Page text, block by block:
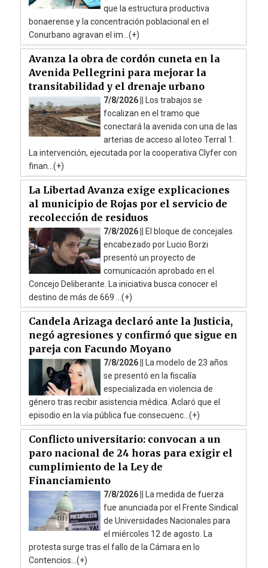
que la estructura productiva
bonaerense y la concentración poblacional en el
Conurbano agravan el im...(+)
Avanza la obra de cordón cuneta en la
Avenida Pellegrini para mejorar la
transitabilidad y el drenaje urbano
7/8/2026 ||
Los trabajos se
focalizan en el tramo que
conectará la avenida con una de las
arterias de acceso al loteo Terral 1.
La intervención, ejecutada por la cooperativa Clyfer con
finan...(+)
La Libertad Avanza exige explicaciones
al municipio de Rojas por el servicio de
recolección de residuos
7/8/2026 ||
El bloque de concejales
encabezado por Lucio Borzi
presentó un proyecto de
comunicación aprobado en el
Concejo Deliberante. La iniciativa busca conocer el
destino de más de 669 ...(+)
Candela Arizaga declaró ante la Justicia,
negó agresiones y confirmó que sigue en
pareja con Facundo Moyano
7/8/2026 ||
La modelo de 23 años
se presentó en la fiscalía
especializada en violencia de
género tras recibir asistencia médica. Aclaró que el
episodio en la vía pública fue consecuenc...(+)
Conflicto universitario: convocan a un
paro nacional de 24 horas para exigir el
cumplimiento de la Ley de
Financiamiento
7/8/2026 ||
La medida de fuerza
fue anunciada por el Frente Sindical
de Universidades Nacionales para
el miércoles 12 de agosto. La
protesta surge tras el fallo de la Cámara en lo
Contencios...(+)